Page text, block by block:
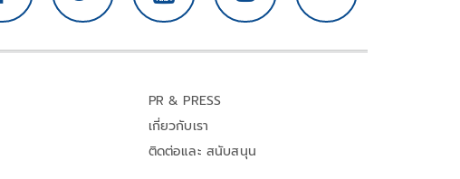
PR & PRESS
เกี่ยวกับเรา
ติดต่อและ สนับสนุน